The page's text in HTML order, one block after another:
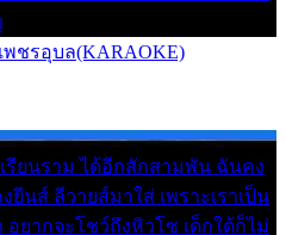
พชรอุบล(KARAOKE)
รียนราม ได้อีกสักสามพัน ฉันคง
ยีนส์ ลีวายส์มาใส่ เพราะเราเป็น
อยากจะโชว์ถึงหิวโซ เด็กใต้ก็ไม่